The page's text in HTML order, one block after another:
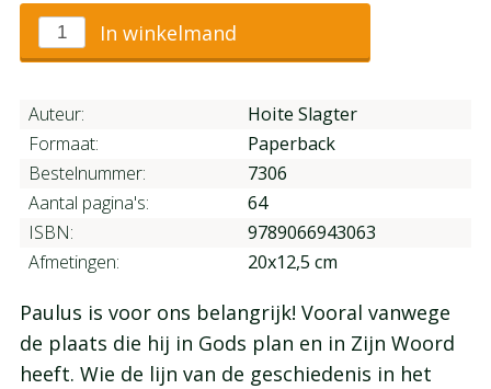
In winkelmand
Auteur:
Hoite Slagter
Formaat:
Paperback
Bestelnummer:
7306
Aantal pagina's:
64
ISBN:
9789066943063
Afmetingen:
20x12,5 cm
Paulus is voor ons belangrijk! Vooral vanwege
de plaats die hij in Gods plan en in Zijn Woord
heeft. Wie de lijn van de geschiedenis in het